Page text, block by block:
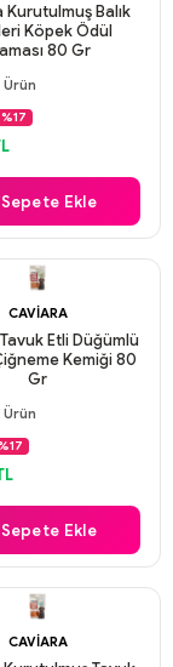
Balık
Köpek Ödül
80 Gr
Kargo
Ödeme
Kargo
%17
Sepete Ekle
CAVIARA
Etli Düğümlü
Kemiği 80
Gr
Kargo
Ödeme
Kargo
Sepete Ekle
CAVIARA